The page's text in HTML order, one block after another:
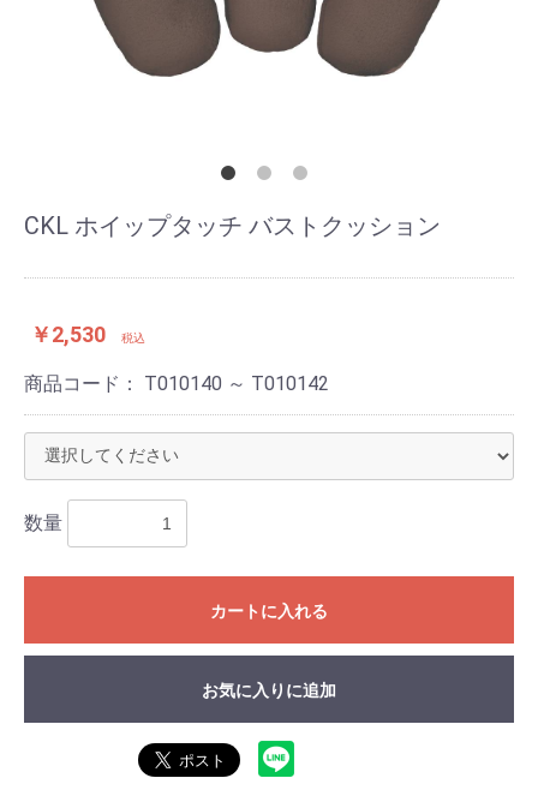
CKL ホイップタッチ バストクッション
￥2,530 税込
商品コード： T010140 ～ T010142
数量
カートに入れる
お気に入りに追加